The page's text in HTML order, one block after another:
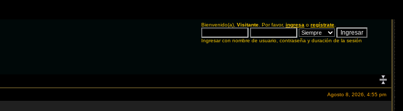
Bienvenido(a), Visitante . Por favor, ingresa o regístrate
Ingresar con nombre de usuario, contraseña y duración de la sesión
Agosto 8, 2026, 4:55 pm